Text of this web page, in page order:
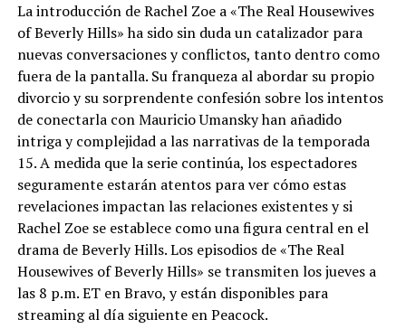
La introducción de Rachel Zoe a «The Real Housewives
of Beverly Hills» ha sido sin duda un catalizador para
nuevas conversaciones y conflictos, tanto dentro como
fuera de la pantalla. Su franqueza al abordar su propio
divorcio y su sorprendente confesión sobre los intentos
de conectarla con Mauricio Umansky han añadido
intriga y complejidad a las narrativas de la temporada
15. A medida que la serie continúa, los espectadores
seguramente estarán atentos para ver cómo estas
revelaciones impactan las relaciones existentes y si
Rachel Zoe se establece como una figura central en el
drama de Beverly Hills. Los episodios de «The Real
Housewives of Beverly Hills» se transmiten los jueves a
las 8 p.m. ET en Bravo, y están disponibles para
streaming al día siguiente en Peacock.